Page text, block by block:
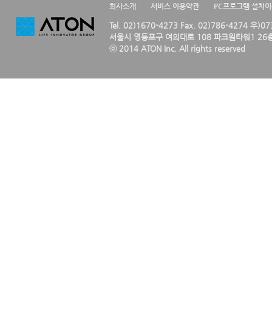
회사소개 서비스 이용약관 PC프로그램 설치
Tel. 02)1670-4273 Fax. 02)786-4274 우
서울시 영등포구 여의대로 108 파크원타워1 26
ⓒ 2014 ATON Inc. All rights reserved